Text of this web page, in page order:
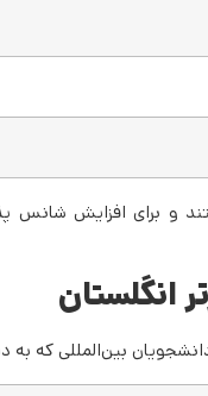
و برای افزایش
انگلستان
بین‌المللی که